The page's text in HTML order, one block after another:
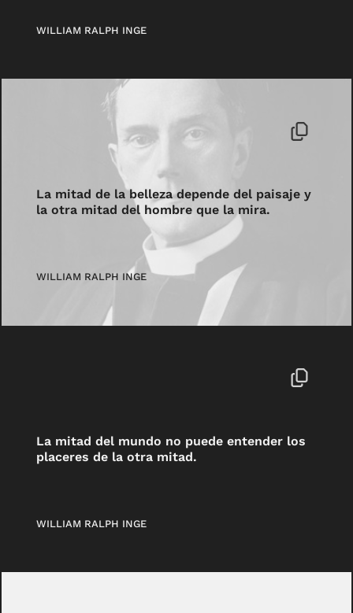
WILLIAM RALPH INGE
La mitad de la belleza depende del paisaje y
la otra mitad del hombre que la mira.
WILLIAM RALPH INGE
La mitad del mundo no puede entender los
placeres de la otra mitad.
WILLIAM RALPH INGE